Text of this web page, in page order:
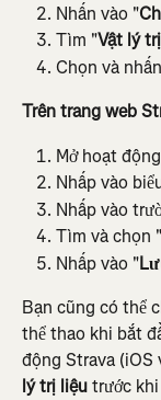
Nhấn vào "
Tìm "Vật lý
Chọn và nhấn
Trên trang web
Mở hoạt
Nhấp vào
Nhấp vào
Tìm và chọn "
Nhấp vào "
Bạn cũng có thể
thể thao khi bắt
động Strava (iOS
lý trị liệu trước